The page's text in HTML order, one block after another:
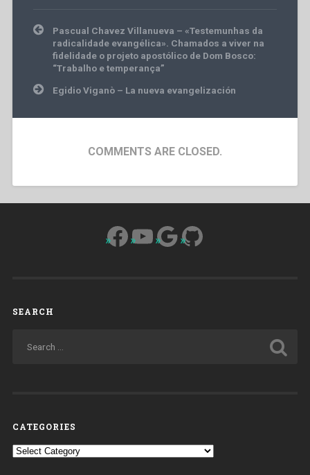
Post
navigation
Pascual Chavez Villanueva – «Testemunhas da
radicalidade evangélica». Chamados a viver na
fidelidade o projeto apostólico de Dom Bosco:
“Trabalho e temperança”
Egidio Viganò – La nueva evangelización
COMMENTS ARE CLOSED.
Facebook
YouTube
Google
GitHub
SEARCH
CATEGORIES
Categories